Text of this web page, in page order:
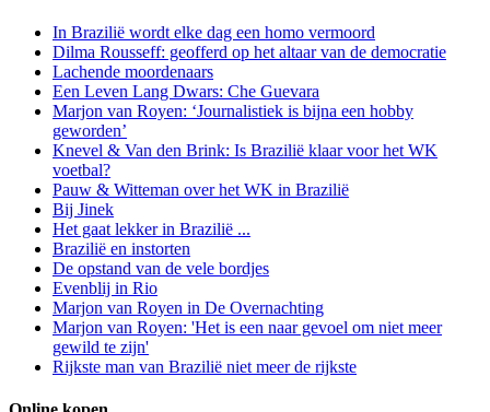
In Brazilië wordt elke dag een homo vermoord
Dilma Rousseff: geofferd op het altaar van de democratie
Lachende moordenaars
Een Leven Lang Dwars: Che Guevara
Marjon van Royen: ‘Journalistiek is bijna een hobby
geworden’
Knevel & Van den Brink: Is Brazilië klaar voor het WK
voetbal?
Pauw & Witteman over het WK in Brazilië
Bij Jinek
Het gaat lekker in Brazilië ...
Brazilië en instorten
De opstand van de vele bordjes
Evenblij in Rio
Marjon van Royen in De Overnachting
Marjon van Royen: 'Het is een naar gevoel om niet meer
gewild te zijn'
Rijkste man van Brazilië niet meer de rijkste